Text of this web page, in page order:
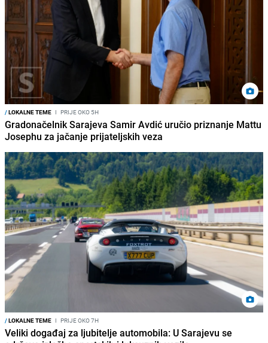
/LOKALNE TEME I PRIJE OKO 5H
Gradonačelnik Sarajeva Samir Avdić uručio priznanje Mattu
Josephu za jačanje prijateljskih veza
/LOKALNE TEME I PRIJE OKO 7H
Veliki događaj za ljubitelje automobila: U Sarajevu se